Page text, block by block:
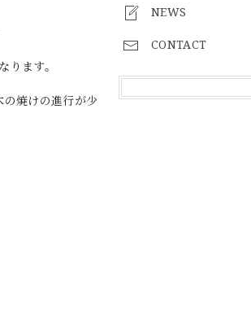
NEWS
CONTACT
ます。
焼けの進行が少